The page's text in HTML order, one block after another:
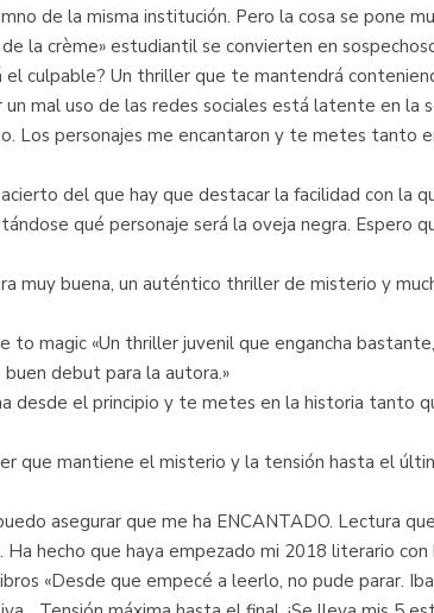
de la misma institución. Pero la cosa se pone
la crème» estudiantil se convierten en
el culpable? Un thriller que te mantendrá
mal uso de las redes sociales está latente en la
Los personajes me encantaron y te metes tanto
acierto del que hay que destacar la facilidad con
qué personaje será la oveja negra. Espero
muy buena, un auténtico thriller de misterio y
magic «Un thriller juvenil que engancha
debut para la autora.»
desde el principio y te metes en la historia tanto
que mantiene el misterio y la tensión hasta el
asegurar que me ha ENCANTADO. Lectura
hecho que haya empezado mi 2018 literario con
«Desde que empecé a leerlo, no pude parar.